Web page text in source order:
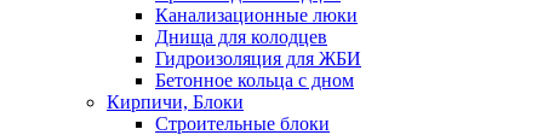
Канализационные люки
Днища для колодцев
Гидроизоляция для ЖБИ
Бетонное кольца с дном
Кирпичи, Блоки
Строительные блоки